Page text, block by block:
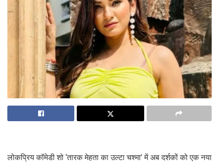
लोकप्रिय कॉमेडी शो ‘तारक मेहता का उल्टा चश्मा’ में अब दर्शकों को एक नया